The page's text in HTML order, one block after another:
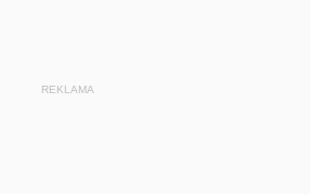
REKLAMA